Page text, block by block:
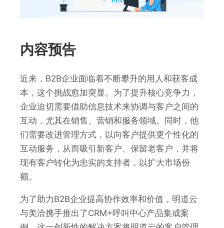
内容预告
近来，B2B企业面临着不断攀升的用人和获客成
本，这个挑战愈加突显。为了提升核心竞争力，
企业迫切需要借助信息技术来协调与客户之间的
互动，尤其在销售、营销和服务领域。同时，他
们需要改进管理方式，以向客户提供更个性化的
互动服务，从而吸引新客户、保留老客户，并将
现有客户转化为忠实的支持者，以扩大市场份
额。
为了助力B2B企业提高协作效率和价值，明道云
与美洽携手推出了CRM+呼叫中心产品集成案